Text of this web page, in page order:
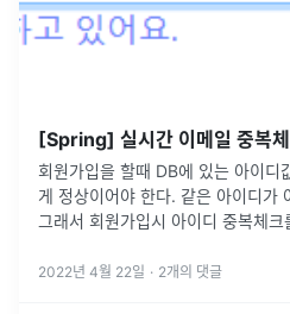
[Spring] 실시간 이메일 중복
회원가입을 할때 DB에 있는 아이디
게 정상이어야 한다. 같은 아이디가
그래서 회원가입시 아이디 중복체크
2022년 4월 22일 · 2개의 댓글